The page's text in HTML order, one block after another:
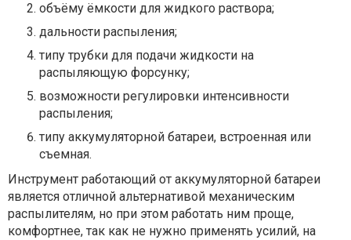
объёму ёмкости для жидкого раствора;
дальности распыления;
типу трубки для подачи жидкости на
распыляющую форсунку;
возможности регулировки интенсивности
распыления;
типу аккумуляторной батареи, встроенная или
съемная.
Инструмент работающий от аккумуляторной батареи
является отличной альтернативой механическим
распылителям, но при этом работать ним проще,
комфортнее, так как не нужно применять усилий, на